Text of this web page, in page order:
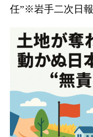
任”※岩手二次日報